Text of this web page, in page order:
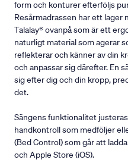
form och konturer efterföljs
Resårmadrassen har ett lager
Talalay® ovanpå som är ett
naturligt material som agerar
reflekterar och känner av din
och anpassar sig därefter. En
sig efter dig och din kropp,
det.
Sängens funktionalitet
handkontroll som medföljer
(Bed Control) som går att
och Apple Store (iOS).